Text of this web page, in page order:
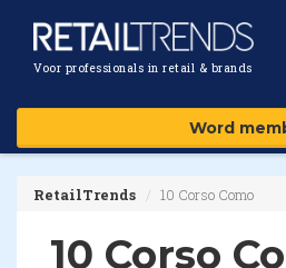
Voor professionals in retail & brands
Word
RetailTrends 10 Corso Como
10 Corso